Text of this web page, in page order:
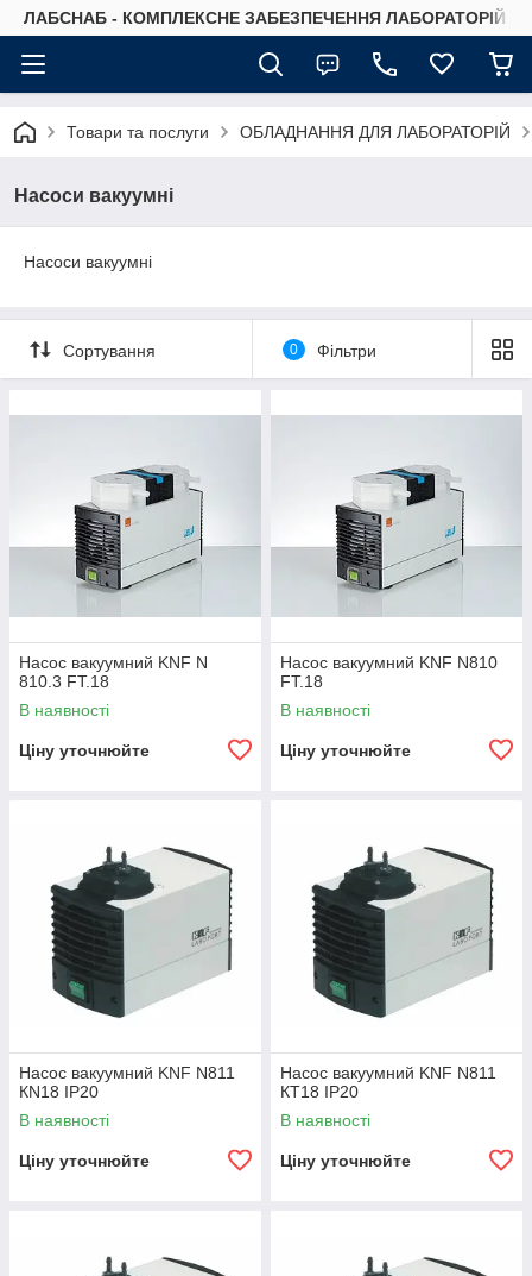
ЛАБСНАБ - КОМПЛЕКСНЕ ЗАБЕЗПЕЧЕННЯ ЛАБОРАТОРІЙ
Товари та послуги ОБЛАДНАННЯ ДЛЯ ЛАБОРАТОРІЙ
Насоси вакуумні
Насоси вакуумні
Сортування 0 Фільтри
Насос вакуумний KNF N
810.3 FT.18
В наявності
Ціну уточнюйте
Насос вакуумний KNF N810
FT.18
В наявності
Ціну уточнюйте
Насос вакуумний KNF N811
КN18 IP20
В наявності
Ціну уточнюйте
Насос вакуумний KNF N811
КТ18 IP20
В наявності
Ціну уточнюйте